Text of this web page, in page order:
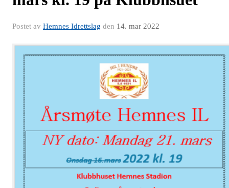
Postet av Hemnes Idrettslag den 14. mar 2022